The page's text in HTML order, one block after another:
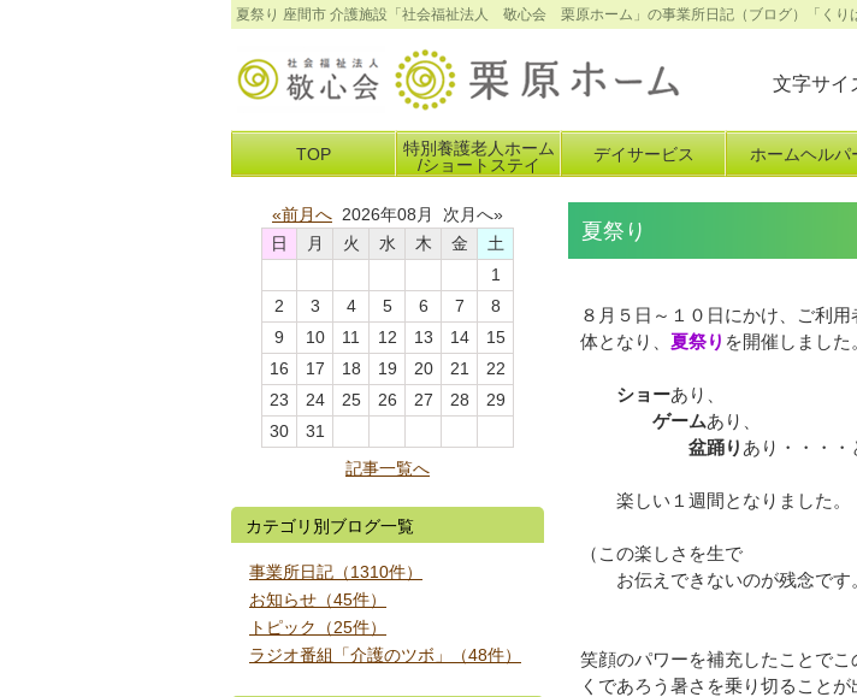
夏祭り 座間市 介護施設「社会福祉法人 敬心会 栗原ホーム」の事業所日記（ブログ）「くり
文字サイ
TOP
特別養護老人ホーム
/ショートステイ
デイサービス ホームヘルパ
夏祭り
８月５日～１０日にかけ、ご利
体となり、 夏祭り を開催しました
ショーあり、
ゲームあり、
盆踊り あり・・・・
楽しい１週間となりました。
（この楽しさを生で
お伝えできないのが残念です
笑顔のパワーを補充したことで
くであろう暑さを乗り切ることが
«前月へ 2026年08月 次月へ»
日
月 火 水 木 金
土
1
2
3 4 5 6 7
8
9
10 11 12 13 14
15
16
17 18 19 20 21
22
23
24 25 26 27 28
29
30
31
記事一覧へ
カテゴリ別ブログ一覧
事業所日記（1310件）
お知らせ（45件）
トピック（25件）
ラジオ番組「介護のツボ」（48件）